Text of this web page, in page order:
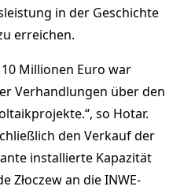
in der Geschichte
erreichen.
10 Millionen Euro war
Verhandlungen über den
so Hotar.
den Verkauf der
installierte Kapazität
Złoczew an die INWE-